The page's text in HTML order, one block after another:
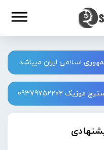
اسلامی ایران میباشد
09379752202